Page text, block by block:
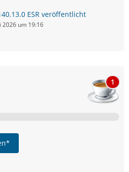
ESR veröffentlicht
2026 um 19:16
1